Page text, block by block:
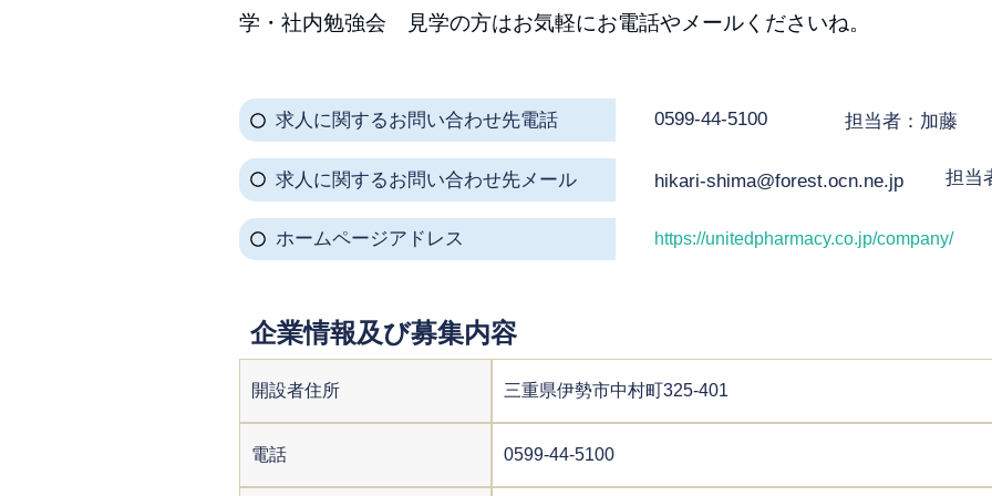
学・社内勉強会 見学の方はお気軽にお電話やメールくださいね。
求人に関するお問い合わせ先電話 0599-44-5100 担当者：加藤
求人に関するお問い合わせ先メール hikari-shima@forest.ocn.ne.jp 担当
ホームページアドレス https://unitedpharmacy.co.jp/company/
企業情報及び募集内容
開設者住所 三重県伊勢市中村町325-401
電話 0599-44-5100